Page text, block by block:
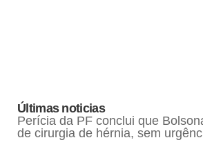
Últimas noticias
Perícia da PF conclui que
de cirurgia de hérnia, sem